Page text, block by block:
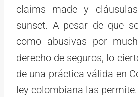
claims made y
sunset. A pesar de que
como abusivas por
derecho de seguros, lo
de una práctica válida en
ley colombiana las permite.